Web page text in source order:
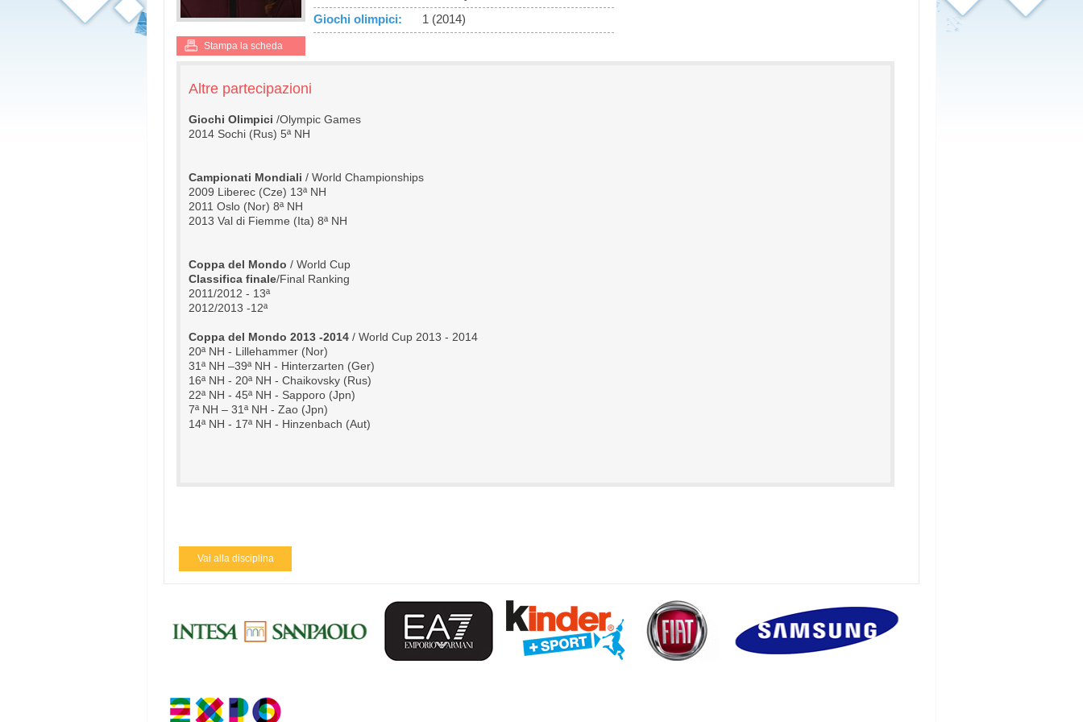
Giochi olimpici:
1 (2014)
Stampa la scheda
Altre partecipazioni
Giochi Olimpici /Olympic Games
2014 Sochi (Rus) 5ª NH
Campionati Mondiali / World Championships
2009 Liberec (Cze) 13ª NH
2011 Oslo (Nor) 8ª NH
2013 Val di Fiemme (Ita) 8ª NH
Coppa del Mondo / World Cup
Classifica finale/Final Ranking
2011/2012 - 13ª
2012/2013 -12ª
Coppa del Mondo 2013 -2014 / World Cup 2013 - 2014
20ª NH - Lillehammer (Nor)
31ª NH –39ª NH - Hinterzarten (Ger)
16ª NH - 20ª NH - Chaikovsky (Rus)
22ª NH - 45ª NH - Sapporo (Jpn)
7ª NH – 31ª NH - Zao (Jpn)
14ª NH - 17ª NH - Hinzenbach (Aut)
Vai alla disciplina